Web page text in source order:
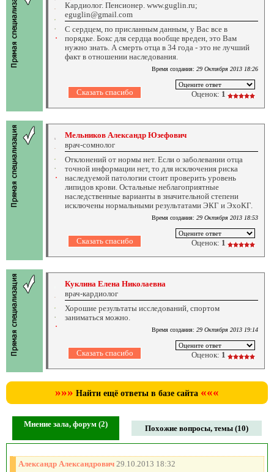
Кардиолог. Пенсионер. www.guglin.ru;
eguglin@gmail.com
C сердцем, по присланным данным, у Вас все в
порядке. Бокс для сердца вообще вреден, это Вам
нужно знать. А смерть отца в 34 года - это не лучший
факт в отношении наследования.
Время создания: 29 Октября 2013 18:26
Оценок: 1
Мельников Александр Юзефович
врач-сомнолог
Отклонений от нормы нет. Если о заболевании отца
точной информации нет, то для исключения риска
наследуемой патологии стоит проверить уровень
липидов крови. Остальные неблагоприятные
наследственные варианты в значительной степени
исключены нормальными результатами ЭКГ и ЭхоКГ.
Время создания: 29 Октября 2013 18:53
Оценок: 1
Куклина Елена Николаевна
врач-кардиолог
Хорошие результаты исследований, спортом
заниматься можно.
Время создания: 29 Октября 2013 19:14
Оценок: 1
»»» Найти ещё ответы в базе сайта «««
Мнение зала, форум (2) Похожие вопросы, темы (10)
Александр Александрович 29.10.2013 18:32